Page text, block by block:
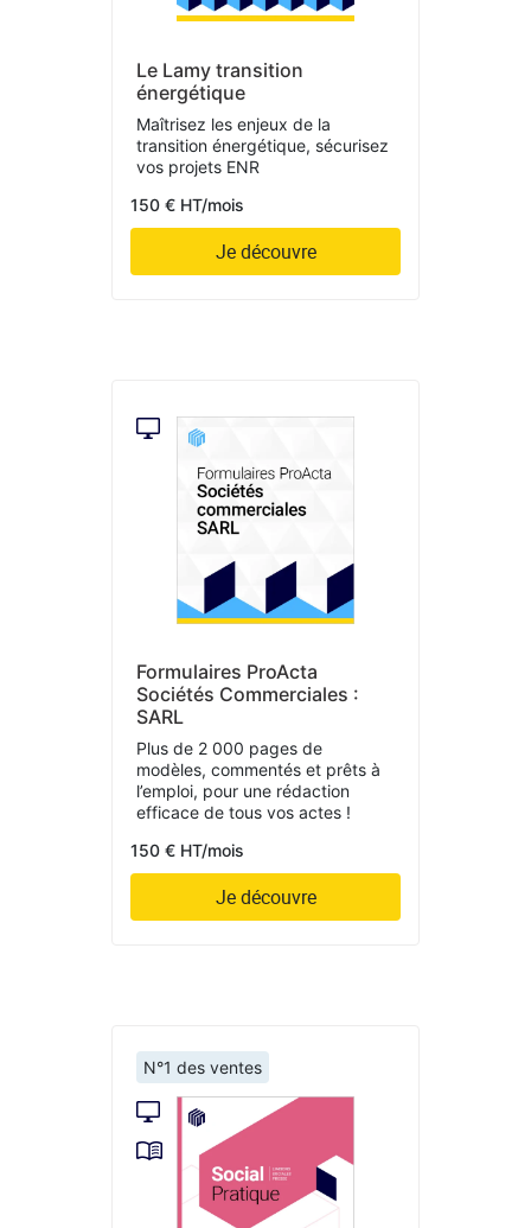
Le Lamy transition
énergétique
Maîtrisez les enjeux de la
transition énergétique, sécurisez
vos projets ENR
150 € HT/mois
Je découvre
Formulaires ProActa
Sociétés Commerciales :
SARL
Plus de 2 000 pages de
modèles, commentés et prêts à
l’emploi, pour une rédaction
efficace de tous vos actes !
150 € HT/mois
Je découvre
N°1 des ventes